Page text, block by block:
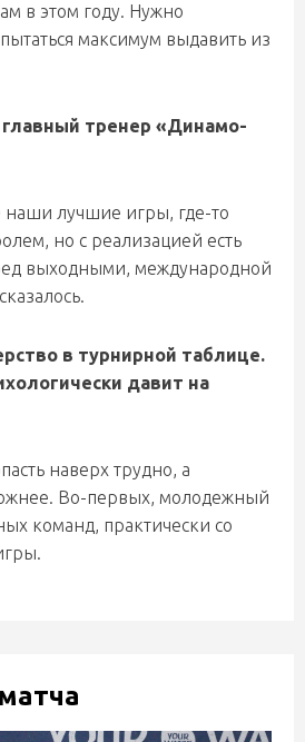
в этом году. Нужно
максимум выдавить из
тренер «Динамо-
наши лучшие игры, где-то
но с реализацией есть
выходными, международной
в турнирной таблице.
давит на
наверх трудно, а
Во-первых, молодежный
команд, практически со